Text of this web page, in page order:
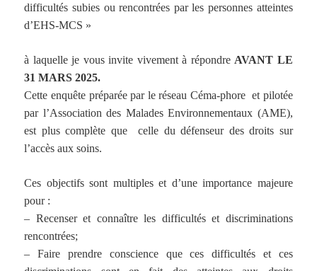
difficultés subies ou rencontrées par les personnes atteintes
d’EHS-MCS »
à laquelle je vous invite vivement à répondre AVANT LE
31 MARS 2025.
Cette enquête préparée par le réseau Céma-phore et pilotée
par l’Association des Malades Environnementaux (AME),
est plus complète que celle du défenseur des droits sur
l’accès aux soins.
Ces objectifs sont multiples et d’une importance majeure
pour :
– Recenser et connaître les difficultés et discriminations
rencontrées;
– Faire prendre conscience que ces difficultés et ces